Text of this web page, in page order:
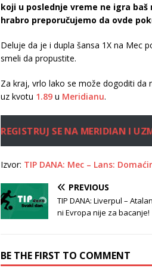
koji u poslednje vreme ne igra
hrabro preporučujemo da ovde
Deluje da je i dupla šansa 1X na Mec
smeli da propustite.
Za kraj, vrlo lako se može dogoditi
uz kvotu 1.89 u Meridianu.
REGISTRUJ SE NA MERIDIAN I
Izvor: TIP DANA: Mec – Lans:
PREVIOUS
TIP DANA: Liverpul –
ni Evropa nije za bacanje!
BE THE FIRST TO COMMENT